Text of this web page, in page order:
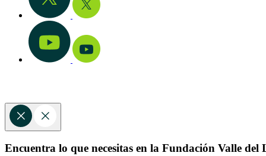
Encuentra lo que necesitas en la Fundación Valle del